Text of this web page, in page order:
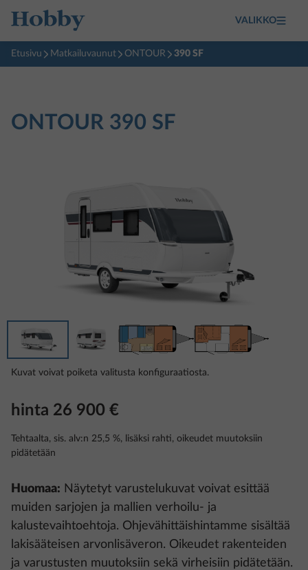
VALIKKO
Etusivu Matkailuvaunut ONTOUR 390 SF
ONTOUR 390 SF
Kuvat voivat poiketa valitusta konfiguraatiosta.
hinta 26 900 €
Tehtaalta, sis. alv:n 25,5 %, lisäksi rahti, oikeudet muutoksiin
pidätetään
Huomaa: Näytetyt varustelukuvat voivat esittää
muiden sarjojen ja mallien verhoilu- ja
kalustevaihtoehtoja. Ohjevähittäishintamme sisältää
lakisääteisen arvonlisäveron. Oikeudet rakenteiden
ja varustusten muutoksiin sekä virheisiin pidätetään.